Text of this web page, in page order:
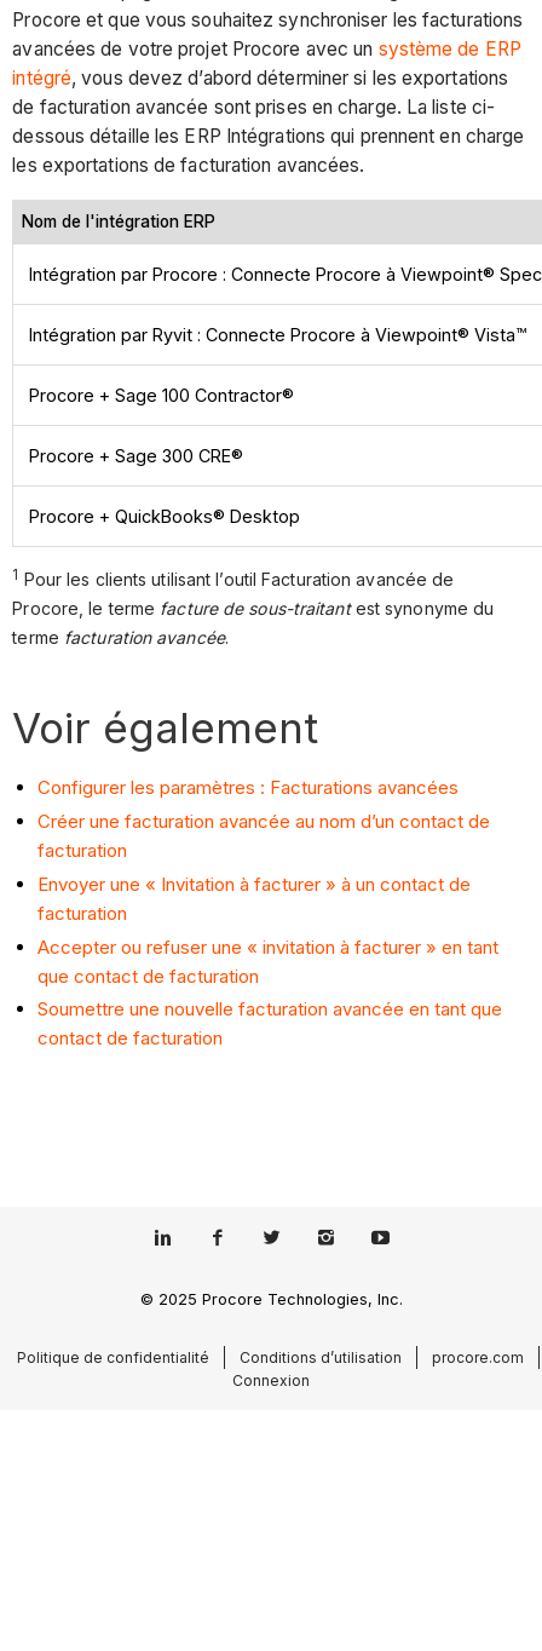
Procore et que vous souhaitez synchroniser les facturations
avancées de votre projet Procore avec un système de ERP
intégré, vous devez d’abord déterminer si les exportations
de facturation avancée sont prises en charge. La liste ci-
dessous détaille les ERP Intégrations qui prennent en charge
les exportations de facturation avancées.
Nom de l'intégration ERP
Intégration par Procore : Connecte Procore à Viewpoint®
Intégration par Ryvit : Connecte Procore à Viewpoint® Vista™
Procore + Sage 100 Contractor®
Procore + Sage 300 CRE®
Procore + QuickBooks® Desktop
1 Pour les clients utilisant l’outil Facturation avancée de
Procore, le terme facture de sous-traitantest synonyme du
terme facturation avancée.
Voir également
Configurer les paramètres : Facturations avancées
Créer une facturation avancée au nom d’un contact de
facturation
Envoyer une « Invitation à facturer » à un contact de
facturation
Accepter ou refuser une « invitation à facturer » en tant
que contact de facturation
Soumettre une nouvelle facturation avancée en tant que
contact de facturation
© 2025 Procore Technologies, Inc.
Politique de confidentialité Conditions d’utilisation
procore.com
Connexion